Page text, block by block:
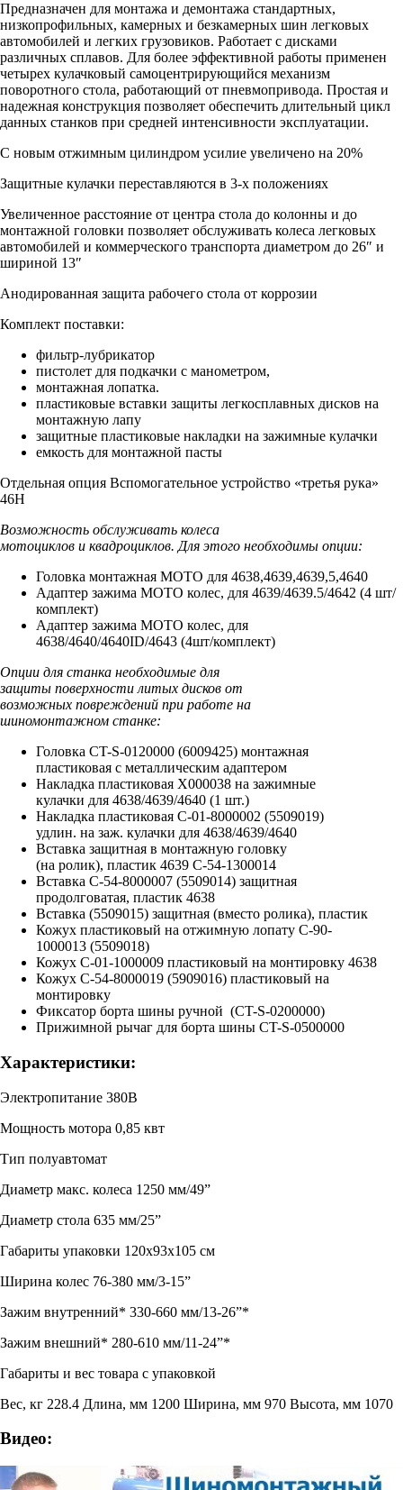
Предназначен для монтажа и демонтажа стандартных,
низкопрофильных, камерных и безкамерных шин легковых
автомобилей и легких грузовиков. Работает с дисками
различных сплавов. Для более эффективной работы применен
четырех кулачковый самоцентрирующийся механизм
поворотного стола, работающий от пневмопривода. Простая и
надежная конструкция позволяет обеспечить длительный цикл
данных станков при средней интенсивности эксплуатации.
С новым отжимным цилиндром усилие увеличено на 20%
Защитные кулачки переставляются в 3-х положениях
Увеличенное расстояние от центра стола до колонны и до
монтажной головки позволяет обслуживать колеса легковых
автомобилей и коммерческого транспорта диаметром до 26″ и
шириной 13″
Анодированная защита рабочего стола от коррозии
Комплект поставки:
фильтр-лубрикатор
пистолет для подкачки с манометром,
монтажная лопатка.
пластиковые вставки защиты легкосплавных дисков на
монтажную лапу
защитные пластиковые накладки на зажимные кулачки
емкость для монтажной пасты
Отдельная опция Вспомогательное устройство «третья рука»
46H
Возможность обслуживать колеса
мотоциклов и квадроциклов. Для этого необходимы опции:
Головка монтажная МОТО для 4638,4639,4639,5,4640
Адаптер зажима МОТО колес, для 4639/4639.5/4642 (4 шт/
комплект)
Адаптер зажима МОТО колес, для
4638/4640/4640ID/4643 (4шт/комплект)
Опции для станка необходимые для
защиты поверхности литых дисков от
возможных повреждений при работе на
шиномонтажном станке:
Головка CT-S-0120000 (6009425) монтажная
пластиковая с металлическим адаптером
Накладка пластиковая X000038 на зажимные
кулачки для 4638/4639/4640 (1 шт.)
Накладка пластиковая C-01-8000002 (5509019)
удлин. на заж. кулачки для 4638/4639/4640
Вставка защитная в монтажную головку
(на ролик), пластик 4639 C-54-1300014
Вставка C-54-8000007 (5509014) защитная
продолговатая, пластик 4638
Вставка (5509015) защитная (вместо ролика), пластик
Кожух пластиковый на отжимную лопату C-90-
1000013 (5509018)
Кожух C-01-1000009 пластиковый на монтировку 4638
Кожух C-54-8000019 (5909016) пластиковый на
монтировку
Фиксатор борта шины ручной (CT-S-0200000)
Прижимной рычаг для борта шины CT-S-0500000
Характеристики:
Электропитание 380В
Мощность мотора 0,85 квт
Тип полуавтомат
Диаметр макс. колеса 1250 мм/49”
Диаметр стола 635 мм/25”
Габариты упаковки 120х93х105 см
Ширина колес 76-380 мм/3-15”
Зажим внутренний* 330-660 мм/13-26”*
Зажим внешний* 280-610 мм/11-24”*
Габариты и вес товара с упаковкой
Вес, кг 228.4 Длина, мм 1200 Ширина, мм 970 Высота, мм 1070
Видео: